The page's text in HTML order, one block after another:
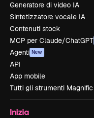
Generatore di video IA
Sintetizzatore vocale IA
Contenuti stock
MCP per Claude/ChatGPT
Agenti New
API
App mobile
Tutti gli strumenti Magnific
Inizia